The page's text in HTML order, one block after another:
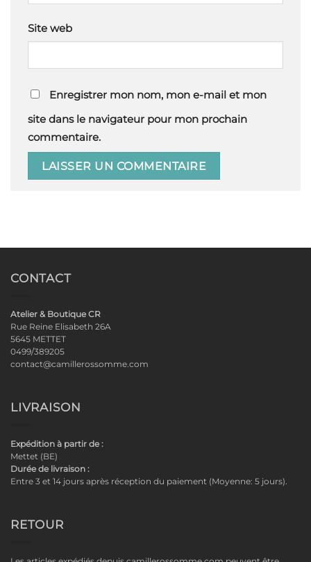
Site web
Enregistrer mon nom, mon e-mail et mon
site dans le navigateur pour mon prochain
commentaire.
CONTACT
Atelier & Boutique CR
Rue Reine Elisabeth 26A
5645 METTET
0499/389205
contact@camillerossomme.com
LIVRAISON
Expédition à partir de :
Mettet (BE)
Durée de livraison :
Entre 3 et 14 jours après réception du paiement (Moyenne: 5 jours).
RETOUR